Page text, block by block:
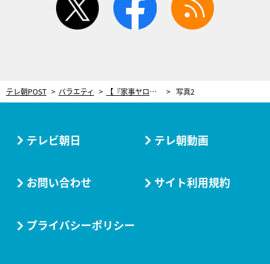
テレ朝POST バラエティ 【『家事ヤロウ!!!』レシピ】レンジでたった6分！超便利グッズで作る「角煮風チャーシュー」 写真2
テレビ朝日 テレ朝動画
お問い合わせ サイト利用規約
プライバシーポリシー